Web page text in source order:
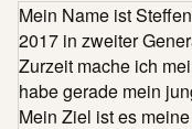
Mein Name ist
2017 in zweiter
Zurzeit mache ich
habe gerade mein
Mein Ziel ist es